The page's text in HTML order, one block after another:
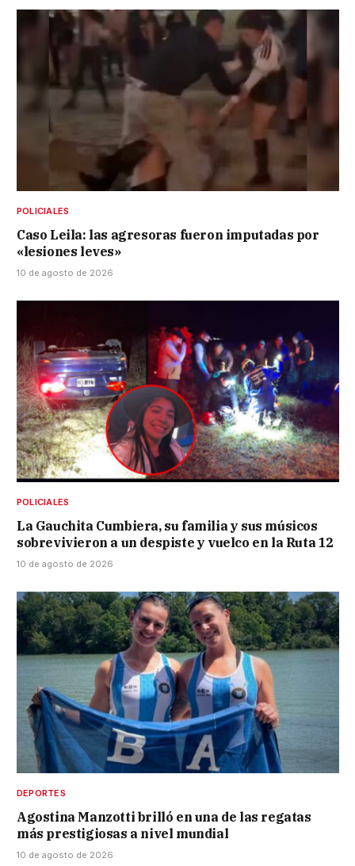
POLICIALES
Caso Leila: las agresoras fueron imputadas por
«lesiones leves»
10 de agosto de 2026
POLICIALES
La Gauchita Cumbiera, su familia y sus músicos
sobrevivieron a un despiste y vuelco en la Ruta 12
10 de agosto de 2026
DEPORTES
Agostina Manzotti brilló en una de las regatas
más prestigiosas a nivel mundial
10 de agosto de 2026